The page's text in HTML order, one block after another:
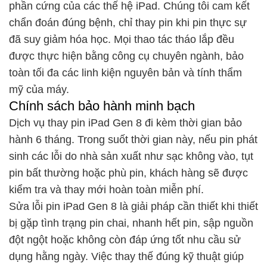
phần cứng của các thế hệ iPad. Chúng tôi cam kết
chẩn đoán đúng bệnh, chỉ thay pin khi pin thực sự
đã suy giảm hóa học. Mọi thao tác tháo lắp đều
được thực hiện bằng công cụ chuyên ngành, bảo
toàn tối đa các linh kiện nguyên bản và tính thẩm
mỹ của máy.
Chính sách bảo hành minh bạch
Dịch vụ thay pin iPad Gen 8 đi kèm thời gian bảo
hành 6 tháng. Trong suốt thời gian này, nếu pin phát
sinh các lỗi do nhà sản xuất như sạc không vào, tụt
pin bất thường hoặc phù pin, khách hàng sẽ được
kiểm tra và thay mới hoàn toàn miễn phí.
Sửa lỗi pin iPad Gen 8 là giải pháp cần thiết khi thiết
bị gặp tình trạng pin chai, nhanh hết pin, sập nguồn
đột ngột hoặc không còn đáp ứng tốt nhu cầu sử
dụng hằng ngày. Việc thay thế đúng kỹ thuật giúp